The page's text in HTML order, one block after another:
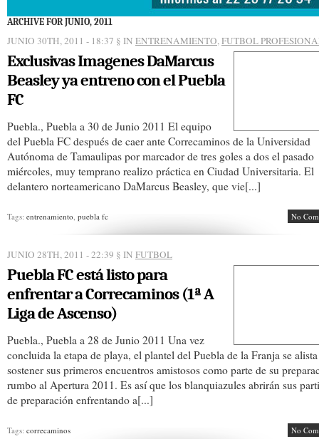
ARCHIVE FOR JUNIO, 2011
JUNIO 30TH, 2011 - 18:37 § IN ENTRENAMIENTO,FUTBOL
Exclusivas Imagenes DaMarcus
Beasley ya entreno con el Puebla
FC
Puebla., Puebla a 30 de Junio 2011 El equipo
del Puebla FC después de caer ante Correcaminos de la Universidad
Autónoma de Tamaulipas por marcador de tres goles a dos el pasado
miércoles, muy temprano realizo práctica en Ciudad Universitaria. El
delantero norteamericano DaMarcus Beasley, que vie[...]
Tags: entrenamiento, puebla fc No
JUNIO 28TH, 2011 - 22:39 § IN FUTBOL
Puebla FC está listo para
enfrentar a Correcaminos (1ª A
Liga de Ascenso)
Puebla., Puebla a 28 de Junio 2011 Una vez
concluida la etapa de playa, el plantel del Puebla de la Franja se
sostener sus primeros encuentros amistosos como parte de su
rumbo al Apertura 2011. Es así que los blanquiazules abrirán sus
de preparación enfrentando a[...]
Tags: correcaminos No